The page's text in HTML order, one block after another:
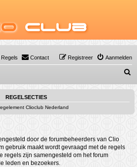
Club
Regels Contact Aanmelden
Registreer
o
REGELSECTIES
Clioclub Nederland
door de forumbeheerders van Clio
gebruik maakt wordt gevraagd met de regels
regels zijn samengesteld om het forum
leden en bezoekers.